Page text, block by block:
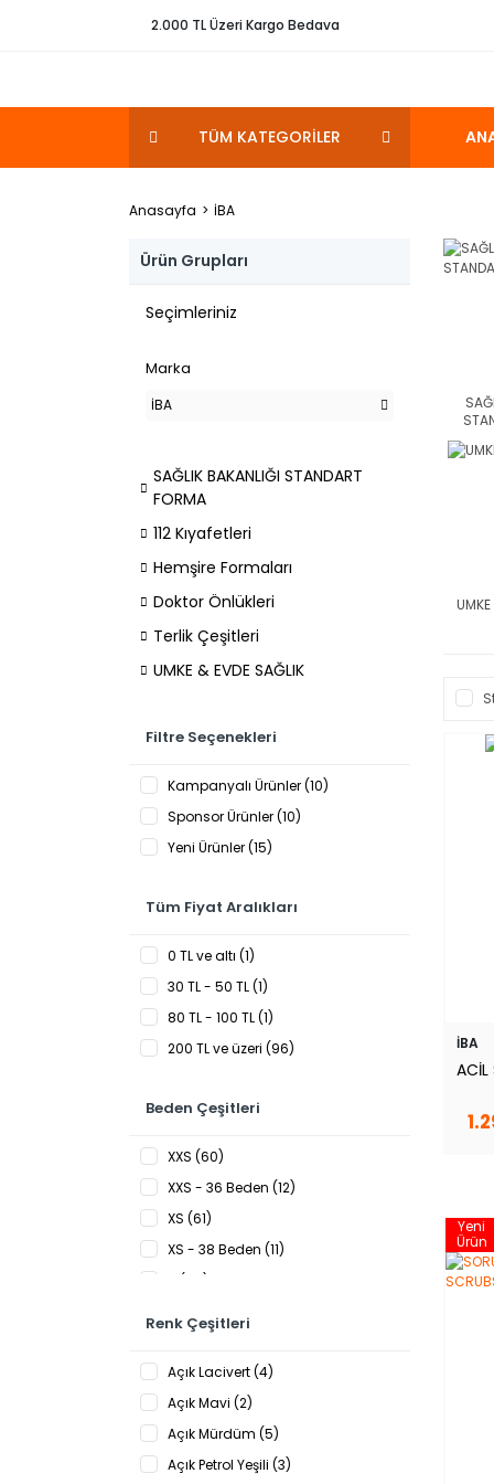
2.000 TL Üzeri Kargo Bedava
TÜM KATEGORİLER
Anasayfa İBA
Ürün Grupları
Seçimleriniz
Marka
İBA
SAĞLIK BAKANLIĞI STANDART
FORMA
112 Kıyafetleri
Hemşire Formaları
Doktor Önlükleri
Terlik Çeşitleri
UMKE & EVDE SAĞLIK
Filtre Seçenekleri
Kampanyalı Ürünler (10)
Sponsor Ürünler (10)
Yeni Ürünler (15)
Tüm Fiyat Aralıkları
0 TL ve altı (1)
30 TL - 50 TL (1)
80 TL - 100 TL (1)
200 TL ve üzeri (96)
Beden Çeşitleri
XXS (60)
XXS - 36 Beden (12)
XS (61)
XS - 38 Beden (11)
S (58)
M - 42 Beden (11)
L (57)
L - 44 Beden (11)
XL (56)
Renk Çeşitleri
Açık Lacivert (4)
Açık Mavi (2)
Açık Mürdüm (5)
Açık Petrol Yeşili (3)
İBA
ACİL
Yeni
Ürün